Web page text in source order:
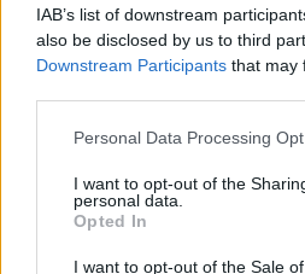
IAB’s list of downstream
also be disclosed by us to third
Downstream Participants that may
Personal Data Processing
I want to opt-out of the
personal data.
Opted In
I want to opt-out of the Sale
Info
Tietoa meistä
Lähetä uutisvinkki
Mediatiedot
RSS-ohje